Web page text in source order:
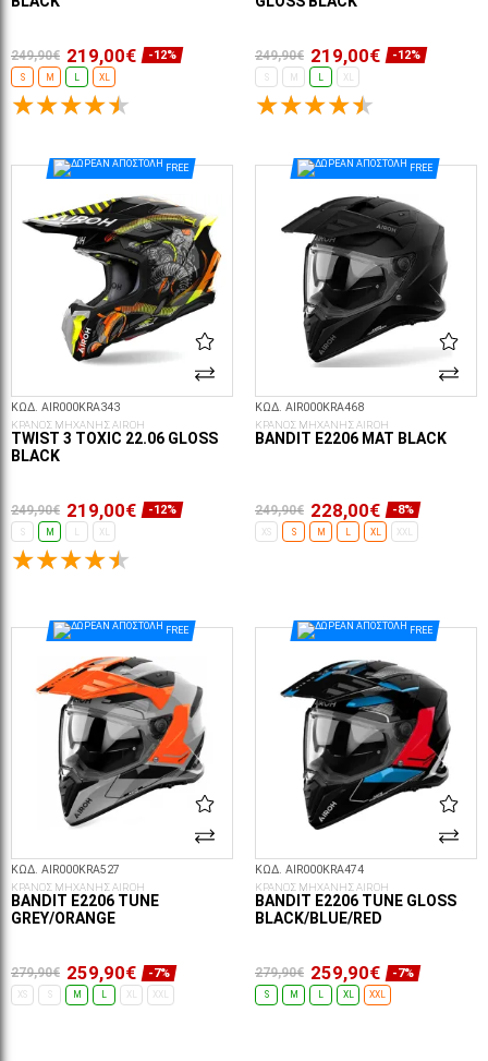
249,90€ 219,00€ -12%
S M XL
249,90€ 219,00€ -12%
S XL
FREE
ΚΩΔ. AIR000KRA343
ΚΡΑΝΟΣ ΜΗΧΑΝΗΣ AIROH
TWIST 3 TOXIC 22.06 GLOSS
BLACK
249,90€ 219,00€ -12%
S M XL
FREE
ΚΩΔ. AIR000KRA468
ΚΡΑΝΟΣ ΜΗΧΑΝΗΣ AIROH
BANDIT E2206 MAT BLACK
249,90€ 228,00€ -8%
XS S M XL XXL
FREE
ΚΩΔ. AIR000KRA527
ΚΡΑΝΟΣ ΜΗΧΑΝΗΣ AIROH
BANDIT E2206 TUNE
GREY/ORANGE
279,90€ 259,90€ -7%
XS S M L XL XXL
FREE
ΚΩΔ. AIR000KRA474
ΚΡΑΝΟΣ ΜΗΧΑΝΗΣ AIROH
BANDIT E2206 TUNE GLOSS
BLACK/BLUE/RED
279,90€ 259,90€ -7%
S M L XL XXL